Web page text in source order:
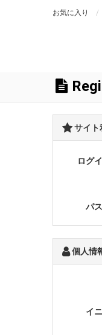
お気に入り
サイト
ログ
パ
個人情
イ